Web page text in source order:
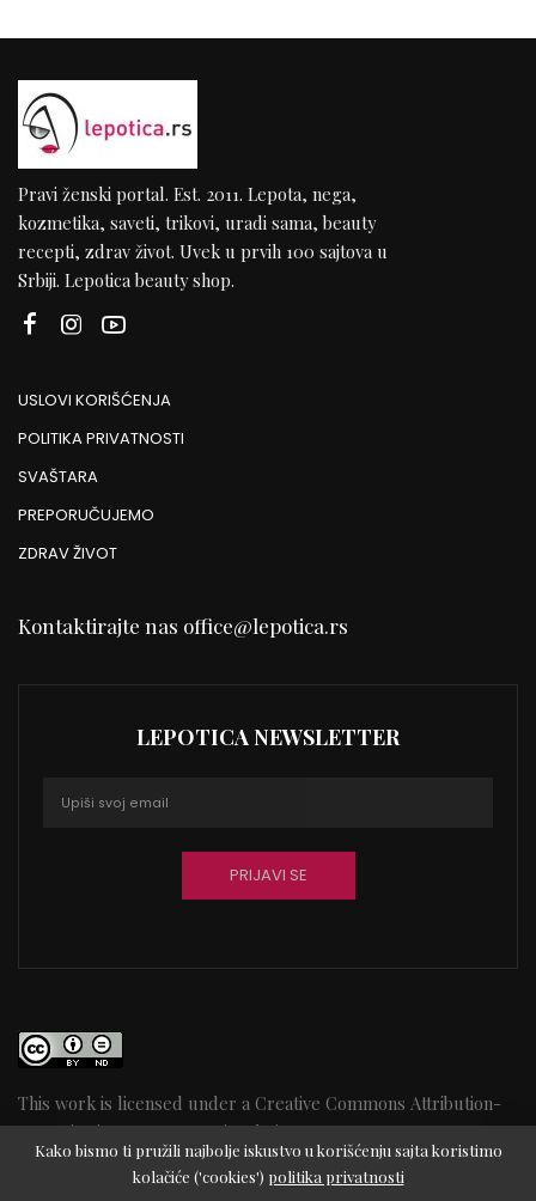
Pravi ženski portal. Est. 2011. Lepota, nega,
kozmetika, saveti, trikovi, uradi sama, beauty
recepti, zdrav život. Uvek u prvih 100 sajtova u
Srbiji. Lepotica beauty shop.
USLOVI KORIŠĆENJA
POLITIKA PRIVATNOSTI
SVAŠTARA
PREPORUČUJEMO
ZDRAV ŽIVOT
Kontaktirajte nas office@lepotica.rs
LEPOTICA NEWSLETTER
This work is licensed under a Creative Commons Attribution-
NoDerivatives 4.0 International License65
Kako bismo ti pružili najbolje iskustvo u korišćenju sajta koristimo
kolačiće ('cookies') politika privatnosti